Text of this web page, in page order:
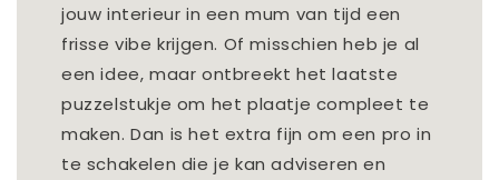
jouw interieur in een mum van tijd een
frisse vibe krijgen. Of misschien heb je al
een idee, maar ontbreekt het laatste
puzzelstukje om het plaatje compleet te
maken. Dan is het extra fijn om een pro in
te schakelen die je kan adviseren en